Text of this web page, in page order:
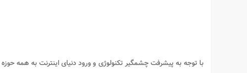
با توجه به پیشرفت چشمگیر تکنولوژی و ورود دنیای اینترنت به همه